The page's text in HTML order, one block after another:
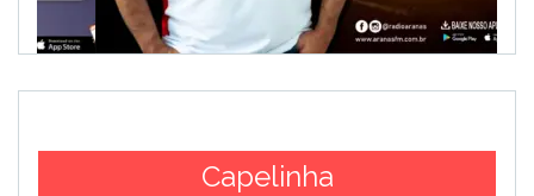
Capelinha